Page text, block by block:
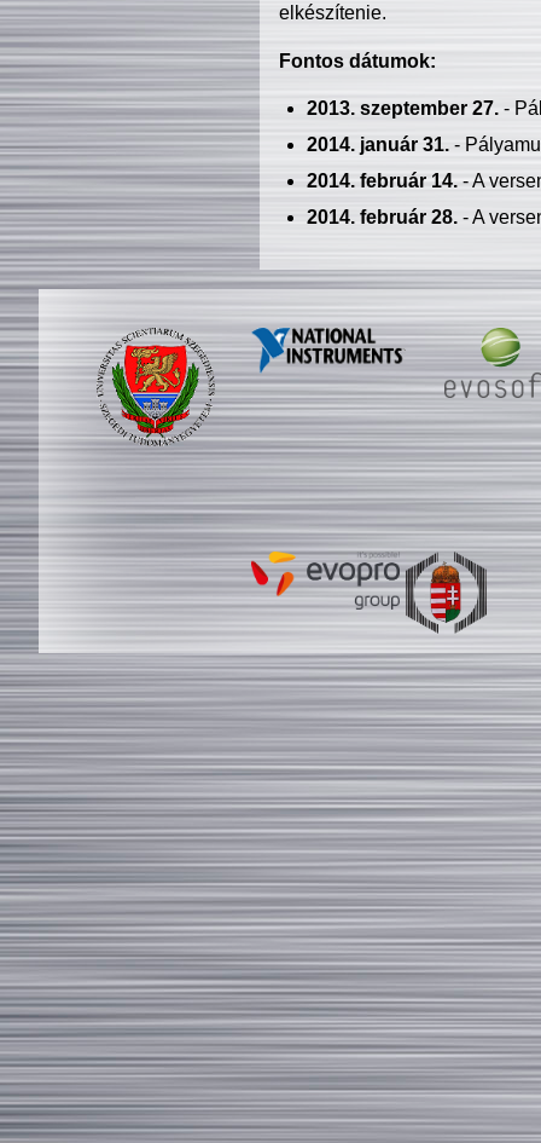
elkészítenie.
Fontos dátumok:
2013. szeptember 27.-
2014. január 31.-
2014. február 14.- A
2014. február 28.- A